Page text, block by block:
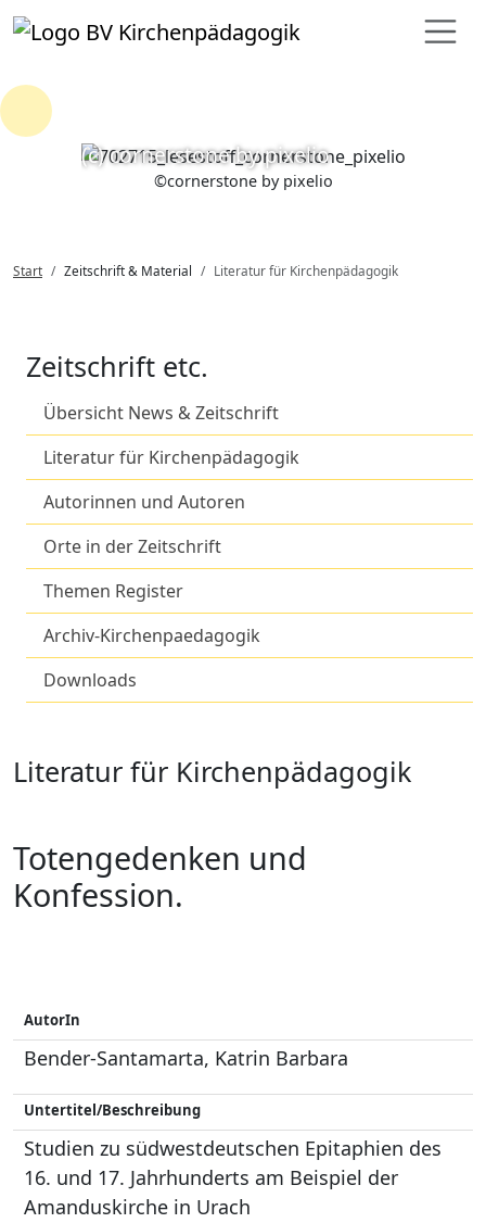
©cornerstone by pixelio
(c) cornerstone by pixelio
Start Zeitschrift & Material Literatur für Kirchenpädagogik
Zeitschrift etc.
Übersicht News & Zeitschrift
Literatur für Kirchenpädagogik
Autorinnen und Autoren
Orte in der Zeitschrift
Themen Register
Archiv-Kirchenpaedagogik
Downloads
Literatur für Kirchenpädagogik
Totengedenken und
Konfession.
AutorIn
Bender-Santamarta, Katrin Barbara
Untertitel/Beschreibung
Studien zu südwestdeutschen Epitaphien des
16. und 17. Jahrhunderts am Beispiel der
Amanduskirche in Urach